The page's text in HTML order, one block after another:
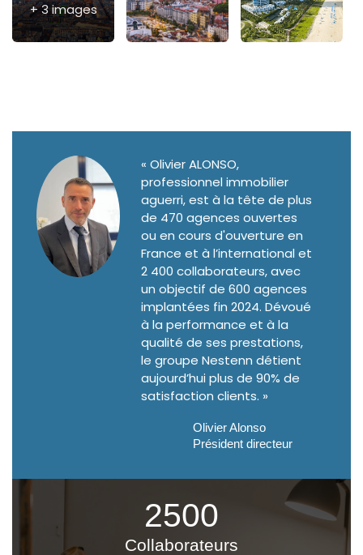
+ 3 images
« Olivier ALONSO,
professionnel immobilier
aguerri, est à la tête de plus
de 470 agences ouvertes
ou en cours d'ouverture en
France et à l’international et
2 400 collaborateurs, avec
un objectif de 600 agences
implantées fin 2024. Dévoué
à la performance et à la
qualité de ses prestations,
le groupe Nestenn détient
aujourd’hui plus de 90% de
satisfaction clients. »
Olivier Alonso
Président directeur
2500
Collaborateurs